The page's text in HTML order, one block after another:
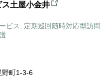
土屋小金井
ビス, 定期巡回随時対応型訪問
野町1-3-6